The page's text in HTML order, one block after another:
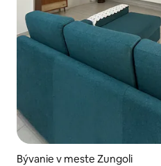
Bývanie v meste Zungoli